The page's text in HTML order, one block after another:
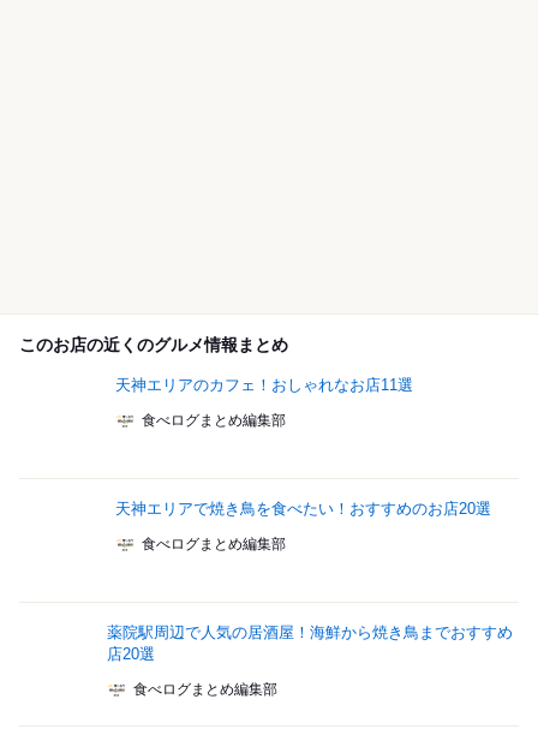
このお店の近くのグルメ情報まとめ
天神エリアのカフェ！おしゃれなお店11選
食べログまとめ編集部
天神エリアで焼き鳥を食べたい！おすすめのお店20選
食べログまとめ編集部
薬院駅周辺で人気の居酒屋！海鮮から焼き鳥までおすすめ
店20選
食べログまとめ編集部